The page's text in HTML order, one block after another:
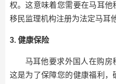
权。这意味着您需要在马耳他
移民监理机构注册为法定马耳
3. 健康保险
马耳他要求外国人在购房
这是为了保障您的健康福利，